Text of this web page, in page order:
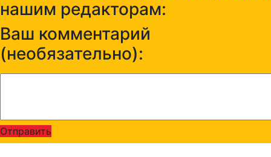
нашим редакторам:
Ваш комментарий
(необязательно):
Отправить